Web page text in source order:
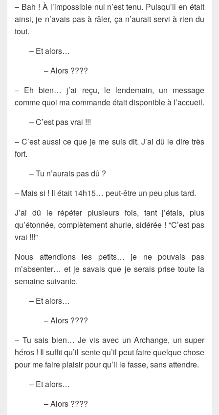
– Bah ! À l’impossible nul n’est tenu. Puisqu’il en était
ainsi, je n’avais pas à râler, ça n’aurait servi à rien du
tout.
– Et alors…
– Alors ????
– Eh bien… j’ai reçu, le lendemain, un message
comme quoi ma commande était disponible à l’accueil.
– C’est pas vrai !!!
– C’est aussi ce que je me suis dit. J’ai dû le dire très
fort.
– Tu n’aurais pas dû ?
– Mais si ! Il était 14h15… peut-être un peu plus tard.
J’ai dû le répéter plusieurs fois, tant j’étais, plus
qu’étonnée, complètement ahurie, sidérée ! “C’est pas
vrai !!!”
Nous attendions les petits… je ne pouvais pas
m’absenter… et je savais que je serais prise toute la
semaine suivante.
– Et alors…
– Alors ????
– Tu sais bien… Je vis avec un Archange, un super
héros ! Il suffit qu’il sente qu’il peut faire quelque chose
pour me faire plaisir pour qu’il le fasse, sans attendre.
– Et alors…
– Alors ????